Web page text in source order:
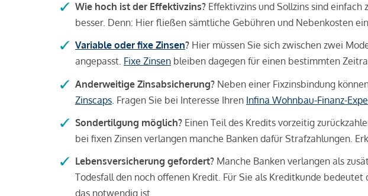
Wie hoch ist der Effektivzins? Effektivzins und Sollzins sind
besser. Denn: Hier fließen sämtliche Gebühren und Nebenkosten
Variable oder fixe Zinsen? Hier müssen Sie sich zwischen zwei
angepasst. Fixe Zinsen bleiben dagegen für einen bestimmten
Anderweitige Zinsabsicherung? Neben einer Fixzinsbindung
Zinscaps . Fragen Sie bei Interesse Ihren Infina Wohnbau-Finanz-
Sondertilgung möglich? Einen Teil des Kredits vorzeitig
bei fixen Zinsen verlangen manche Banken dafür Strafzahlungen.
Lebensversicherung gefordert? Manche Banken verlangen als
Todesfall den noch offenen Kredit. Für Sie als Kreditkunde
das notwendig ist.